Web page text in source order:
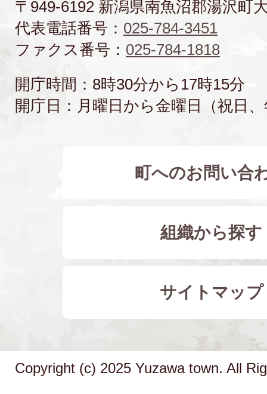
〒949-6192 新潟県南魚沼郡湯沢町
代表電話番号： 025-784-3451
ファクス番号： 025-784-1818
開庁時間：8時30分から17時15分
開庁日：月曜日から金曜日（祝日
町へのお問い合
組織から探す
サイトマップ
Copyright (c) 2025 Yuzawa town. All